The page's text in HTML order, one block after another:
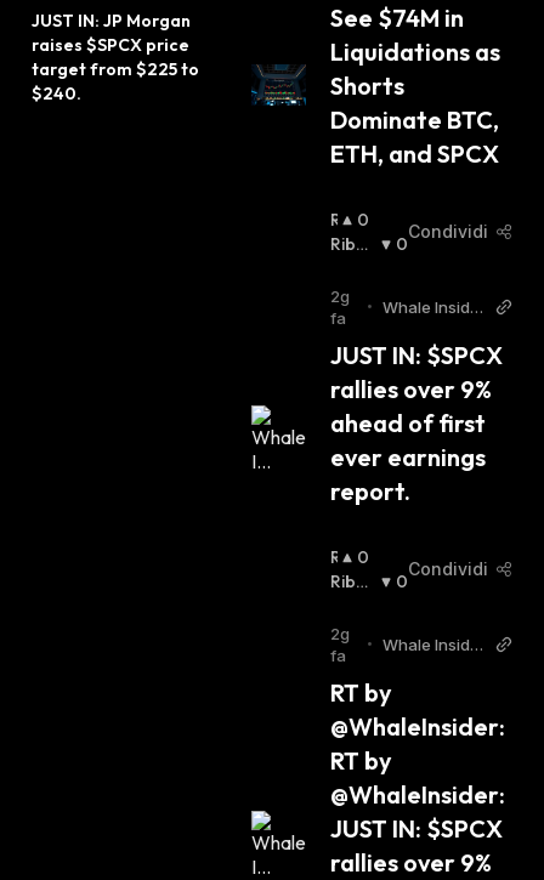
JUST IN: JP Morgan
raises $SPCX price
target from $225 to
$240.
See $74M in
Liquidations as
Shorts
Dominate BTC,
ETH, and SPCX
R
I
L
Z
S
T
:
0
Ribas
0
Condividi
2g
fa
• Whale Insider
JUST IN: $SPCX
rallies over 9%
ahead of first
ever earnings
report.
R
I
L
Z
S
T
A
:
0
Ribas
0
Condividi
2g
fa
• Whale Insider
RT by
@WhaleInsider:
RT by
@WhaleInsider:
JUST IN: $SPCX
rallies over 9%